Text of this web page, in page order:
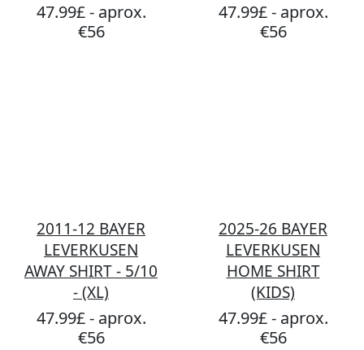
47.99£ - aprox.
€56
47.99£ - aprox.
€56
2011-12 BAYER
LEVERKUSEN
AWAY SHIRT - 5/10
- (XL)
47.99£ - aprox.
€56
2025-26 BAYER
LEVERKUSEN
HOME SHIRT
(KIDS)
47.99£ - aprox.
€56